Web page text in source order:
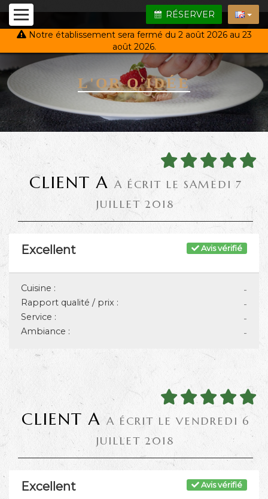
RÉSERVER
Notre établissement sera fermé du 2 août 2026 au 23
août 2026.
L'OR Q'IDÉE
CLIENT A A ÉCRIT LE SAMEDI 7
JUILLET 2018
Avis vérifié
Excellent
-
Cuisine :
-
Rapport qualité / prix :
-
Service :
-
Ambiance :
CLIENT A A ÉCRIT LE VENDREDI 6
JUILLET 2018
Avis vérifié
Excellent